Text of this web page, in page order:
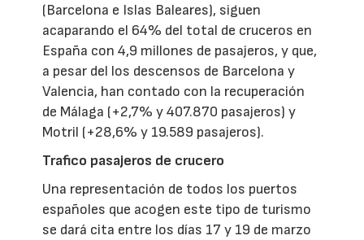
(Barcelona e Islas Baleares), siguen
acaparando el 64% del total de cruceros en
España con 4,9 millones de pasajeros, y que,
a pesar del los descensos de Barcelona y
Valencia, han contado con la recuperación
de Málaga (+2,7% y 407.870 pasajeros) y
Motril (+28,6% y 19.589 pasajeros).
Trafico pasajeros de crucero
Una representación de todos los puertos
españoles que acogen este tipo de turismo
se dará cita entre los días 17 y 19 de marzo